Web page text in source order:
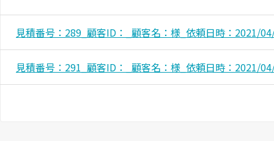
見積番号：289_顧客ID：_顧客名：様_依頼日時：2021/
見積番号：291_顧客ID：_顧客名：様_依頼日時：2021/